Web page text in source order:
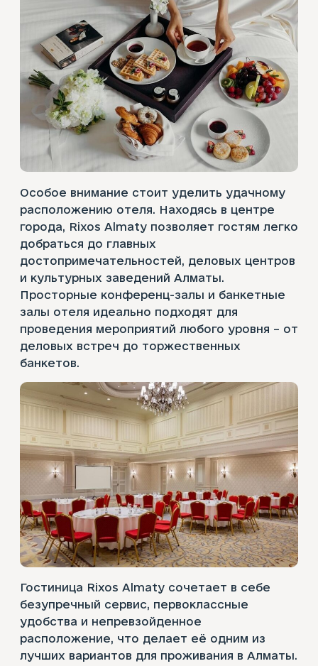
Особое внимание стоит уделить удачному
расположению отеля. Находясь в центре
города, Rixos Almaty позволяет гостям легко
добраться до главных
достопримечательностей, деловых центров
и культурных заведений Алматы.
Просторные конференц-залы и банкетные
залы отеля идеально подходят для
проведения мероприятий любого уровня – от
деловых встреч до торжественных
банкетов.
Гостиница Rixos Almaty сочетает в себе
безупречный сервис, первоклассные
удобства и непревзойденное
расположение, что делает её одним из
лучших вариантов для проживания в Алматы.